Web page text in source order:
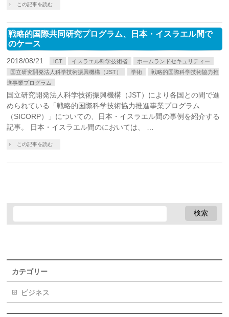
この記事を読む
戦略的国際共同研究プログラム、日本・イスラエル間で
のケース
2018/08/21 ICT イスラエル科学技術省
ホームランドセキュリティー
国立研究開発法人科学技術振興機構（JST）
学術
戦略的国際科学技術協力推
進事業プログラム
国立研究開発法人科学技術振興機構（JST）により各国との間で進
められている「戦略的国際科学技術協力推進事業プログラム
（SICORP）」についての、日本・イスラエル間の事例を紹介する
記事。 日本・イスラエル間のにおいては、 …
この記事を読む
カテゴリー
ビジネス